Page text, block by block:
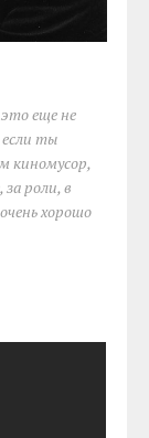
еще не
ты
киномусор,
роли, в
хорошо